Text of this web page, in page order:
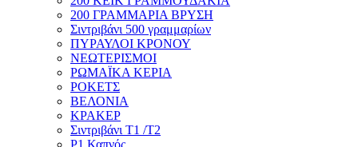
200 ΓΡΑΜΜΑΡΙΑ ΒΡΥΣΗ
Σιντριβάνι 500 γραμμαρίων
ΠΥΡΑΥΛΟΙ ΚΡΟΝΟΥ
ΝΕΩΤΕΡΙΣΜΟΙ
ΡΩΜΑΪΚΑ ΚΕΡΙΑ
ΡΟΚΕΤΣ
ΒΕΛΟΝΙΑ
ΚΡΑΚΕΡ
Σιντριβάνι T1 /T2
P1 Καπνός